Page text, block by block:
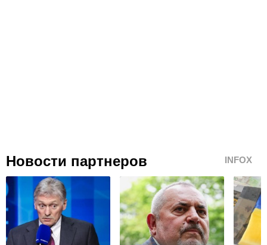
Новости партнеров INFOX